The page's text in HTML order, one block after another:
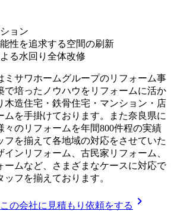
ョン
性を追求する空間の刷新
る水回り全体改修
ミサワホームグループのリフォーム事
で培ったノウハウをリフォームに活か
木造住宅・鉄骨住宅・マンション・店
ムを手掛けております。また奈良県に
々のリフォームを年間800件程の実績
フを揃えて各地域の対応をさせていた
ンリフォーム、古民家リフォーム、
ームなど、さまざまなケースに対応で
フを揃えております。
この会社に見積もり依頼をする chevron_right